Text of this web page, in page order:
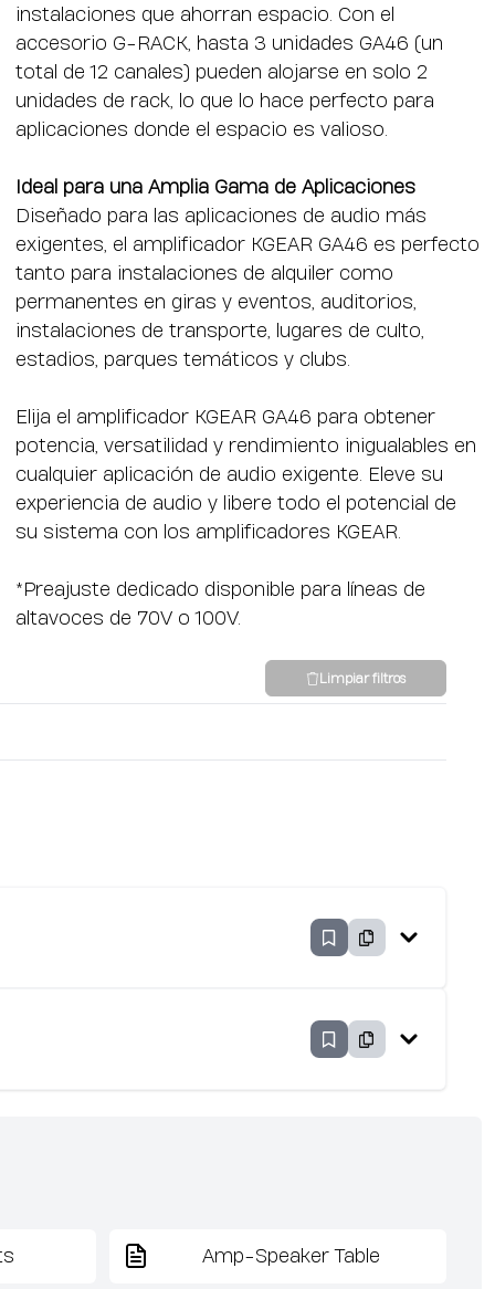
instalaciones que ahorran espacio. Con el
accesorio G-RACK, hasta 3 unidades GA46 (un
total de 12 canales) pueden alojarse en solo 2
unidades de rack, lo que lo hace perfecto para
aplicaciones donde el espacio es valioso.
Ideal para una Amplia Gama de Aplicaciones
Diseñado para las aplicaciones de audio más
exigentes, el amplificador KGEAR GA46 es perfecto
tanto para instalaciones de alquiler como
permanentes en giras y eventos, auditorios,
instalaciones de transporte, lugares de culto,
estadios, parques temáticos y clubs.
Elija el amplificador KGEAR GA46 para obtener
potencia, versatilidad y rendimiento inigualables en
cualquier aplicación de audio exigente. Eleve su
experiencia de audio y libere todo el potencial de
su sistema con los amplificadores KGEAR.
*Preajuste dedicado disponible para líneas de
altavoces de 70V o 100V.
Limpiar filtros
Amp-Speaker Table